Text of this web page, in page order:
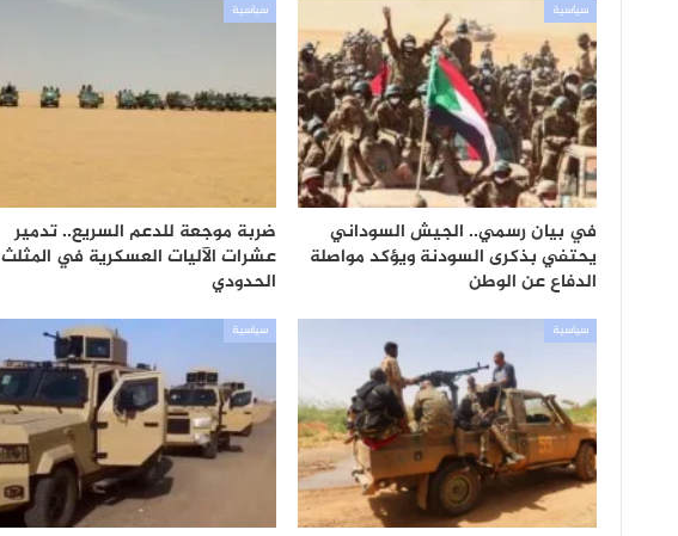
سياسية
في بيان رسمي.. الجيش السوداني
يحتفي بذكرى السودنة ويؤكد مواصلة
الدفاع عن الوطن
سياسية
ضربة موجعة للدعم السريع.. تدمير
عشرات الآليات العسكرية في المثلث
الحدودي
سياسية سياسية